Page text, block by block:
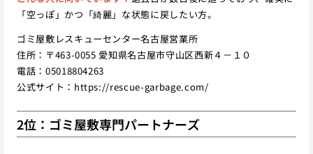
「空っぽ」かつ「綺麗」な状態に戻したい方。
ゴミ屋敷レスキューセンター名古屋営業所
住所：〒463-0055 愛知県名古屋市守山区西新４－１０
電話：05018804263
公式サイト： https://rescue-garbage.com/
2位：ゴミ屋敷専門パートナーズ